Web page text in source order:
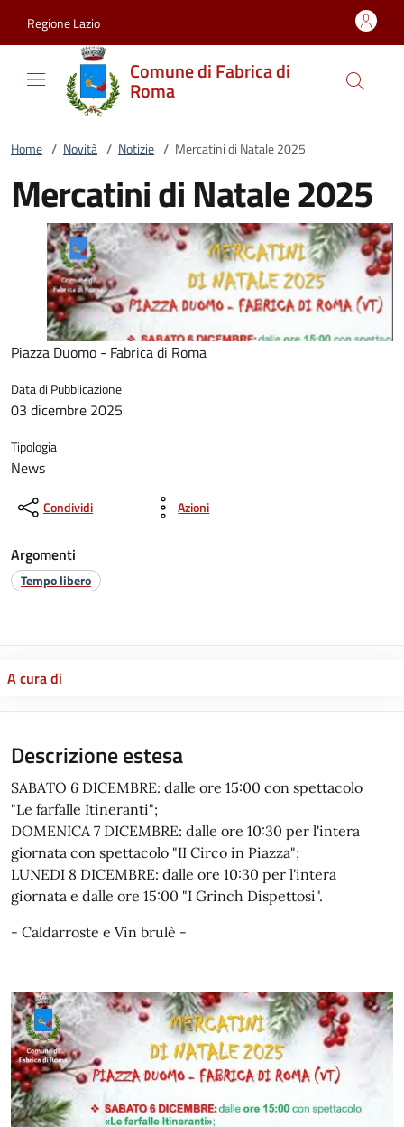
Regione Lazio
Comune di Fabrica di
Roma
Home / Novità / Notizie / Mercatini di Natale 2025
Mercatini di Natale 2025
Piazza Duomo - Fabrica di Roma
Data di Pubblicazione
03 dicembre 2025
Tipologia
News
Condividi Azioni
Argomenti
Tempo libero
A cura di
Descrizione estesa
SABATO 6 DICEMBRE: dalle ore 15:00 con spettacolo
"Le farfalle Itineranti";
DOMENICA 7 DICEMBRE: dalle ore 10:30 per l'intera
giornata con spettacolo "II Circo in Piazza";
LUNEDI 8 DICEMBRE: dalle ore 10:30 per l'intera
giornata e dalle ore 15:00 "I Grinch Dispettosi".
- Caldarroste e Vin brulè -